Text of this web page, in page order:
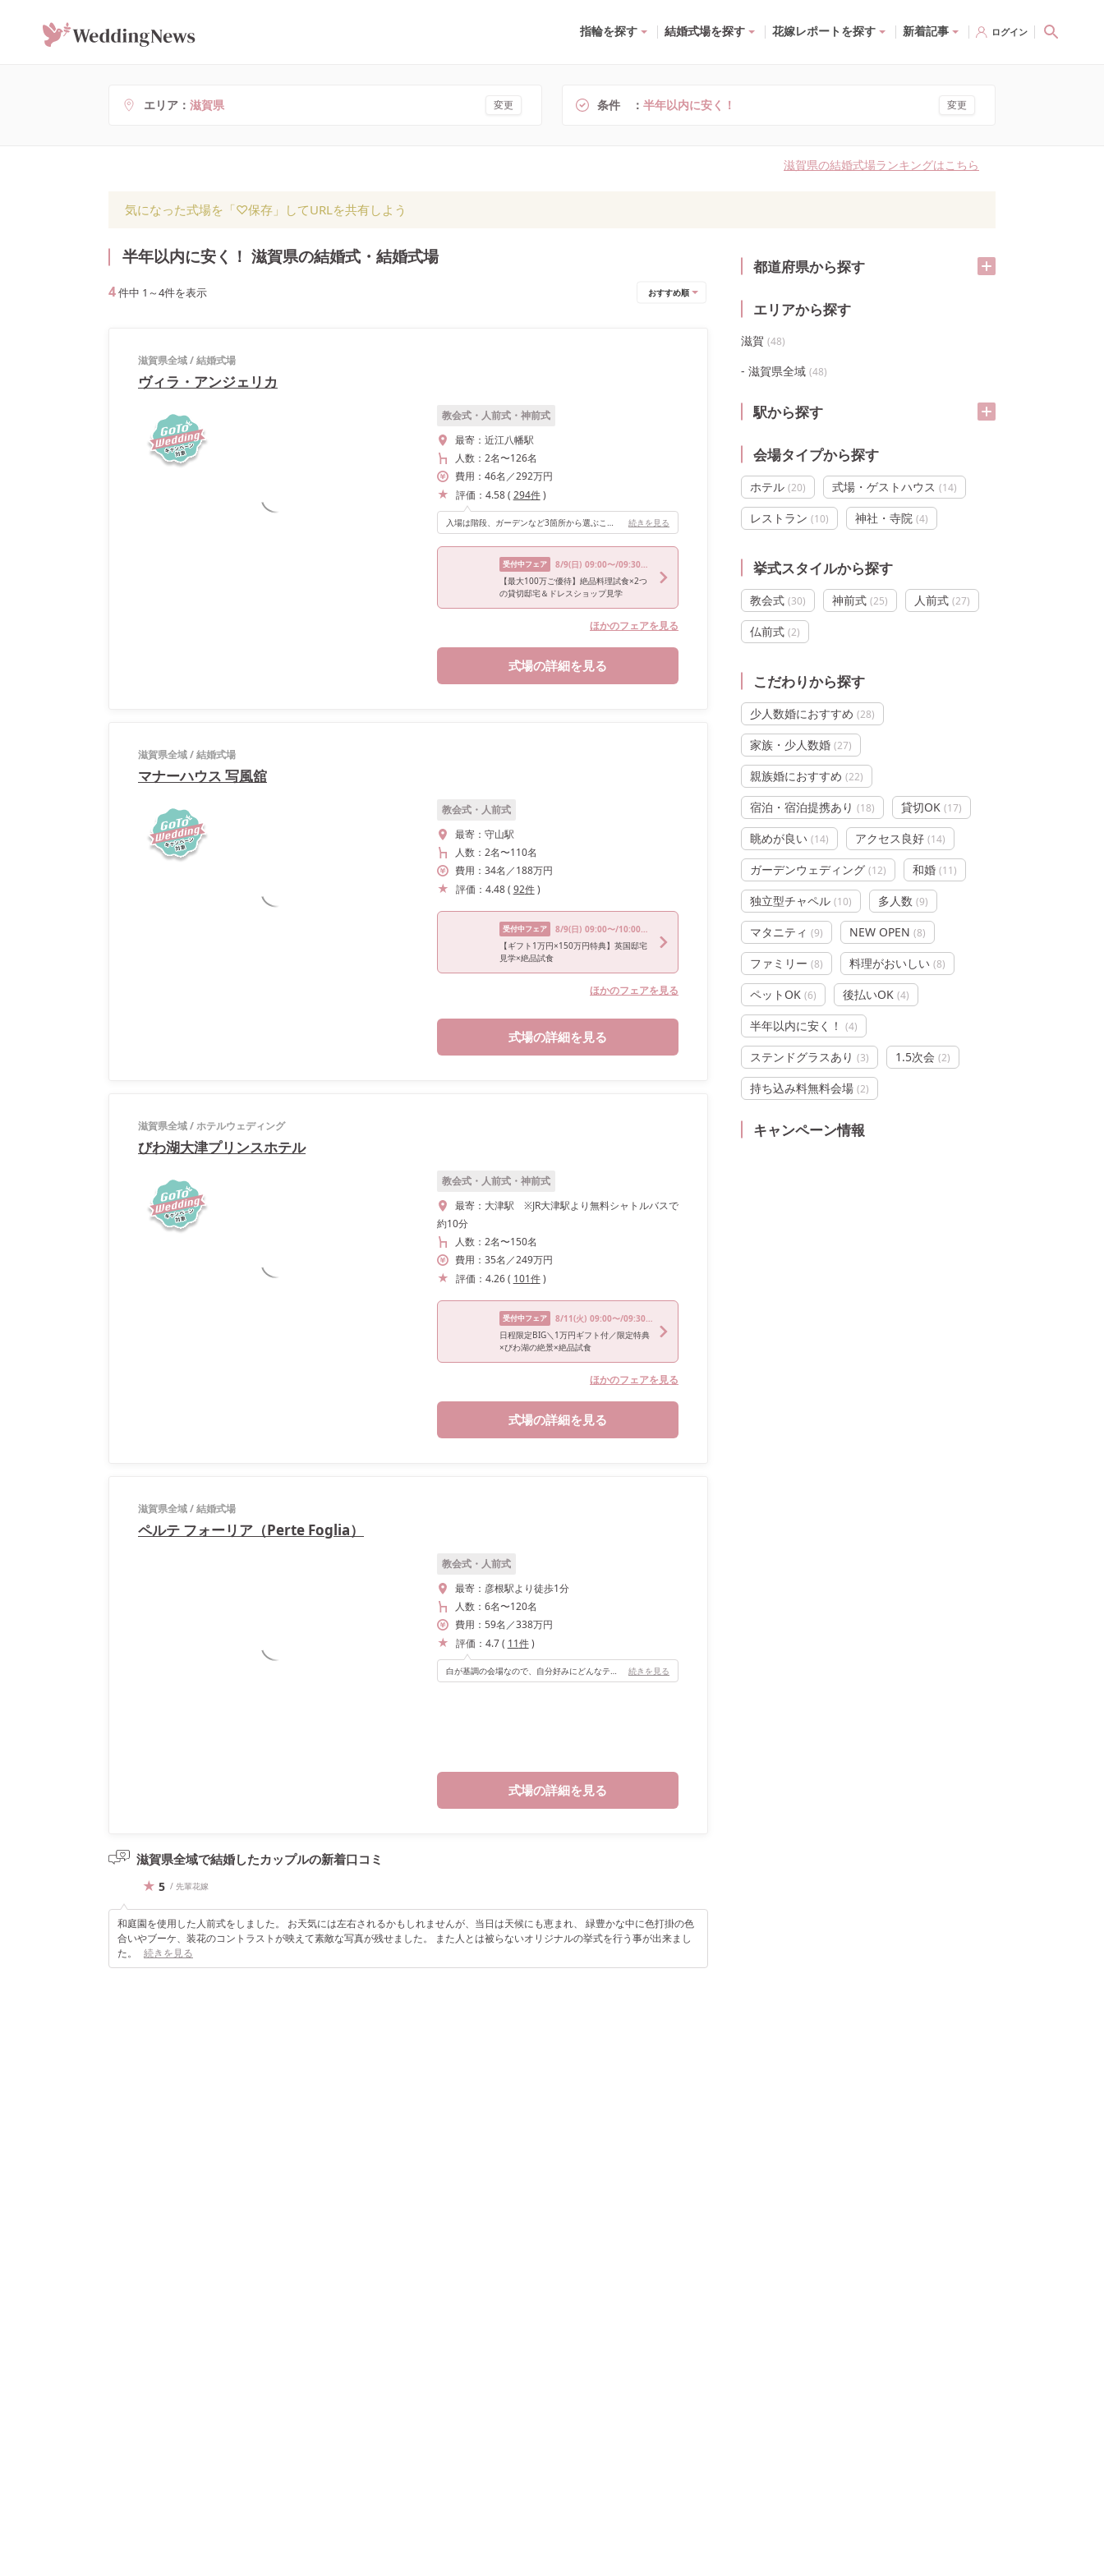
指輪を探す 結婚式場を探す 花嫁レポートを探す 新着記事 ログイン
エリア 滋賀県 変更 条件 半年以内に安く！ 変更
滋賀県の結婚式場ランキングはこちら
気になった式場を「♡保存」してURLを共有しよう
都道府県から探す
エリアから探す
滋賀 (48)
滋賀県全域 (48)
駅から探す
会場タイプから探す
ホテル (20) 式場・ゲストハウス (14)
レストラン (10) 神社・寺院 (4)
挙式スタイルから探す
教会式 (30) 神前式 (25) 人前式 (27)
仏前式 (2)
こだわりから探す
少人数婚におすすめ (28)
家族・少人数婚 (27)
親族婚におすすめ (22)
宿泊・宿泊提携あり (18) 貸切OK (17)
眺めが良い (14) アクセス良好 (14)
ガーデンウェディング (12) 和婚 (11)
独立型チャペル (10) 多人数 (9)
マタニティ (9) NEW OPEN (8)
ファミリー (8) 料理がおいしい (8)
ペットOK (6) 後払いOK (4)
半年以内に安く！ (4)
ステンドグラスあり (3) 1.5次会 (2)
持ち込み料無料会場 (2)
キャンペーン情報
半年以内に安く！ 滋賀県の結婚式・結婚式場
4件中 1 ～4件を表示 おすすめ順
滋賀県全域/結婚式場
ヴィラ・アンジェリカ
教会式・人前式・神前式
最寄： 近江八幡駅
人数： 2名〜126名
費用： 46名 ／292万円
評価： 4.58( 294件)
入場は階段、ガーデンなど3箇所から選ぶことができ、当日はサプライズ入場をしました。落ち着いた雰囲気の披露宴会場で、どの世代の方でも使いやすいと思います。ブラウンを基調としているので和装にもオススメです。 続きを見る
受付中フェア 8/9(日) 09:00〜/09:30〜/10:00〜/14:30〜/15:00〜
【最大100万ご優待】絶品料理試食×2つ
の貸切邸宅＆ドレスショップ見学
ほかのフェアを見る
式場の詳細を見る
滋賀県全域/結婚式場
マナーハウス 写風舘
教会式・人前式
最寄： 守山駅
人数： 2名〜110名
費用： 34名 ／188万円
評価： 4.48( 92件)
受付中フェア 8/9(日) 09:00〜/10:00〜/13:00〜/14:00〜/15:00〜
【ギフト1万円×150万円特典】英国邸宅
見学×絶品試食
ほかのフェアを見る
式場の詳細を見る
滋賀県全域/ホテルウェディング
びわ湖大津プリンスホテル
教会式・人前式・神前式
最寄： 大津駅 ※JR大津駅より無料シャトルバスで
約10分
人数： 2名〜150名
費用： 35名 ／249万円
評価： 4.26( 101件)
受付中フェア 8/11(火) 09:00〜/09:30〜/10:00〜/13:30〜/16:30〜
日程限定BIG＼1万円ギフト付／限定特典
×びわ湖の絶景×絶品試食
ほかのフェアを見る
式場の詳細を見る
滋賀県全域/結婚式場
ペルテ フォーリア（Perte Foglia）
教会式・人前式
最寄： 彦根駅より徒歩1分
人数： 6名〜120名
費用： 59名 ／338万円
評価： 4.7( 11件)
続きを見る
式場の詳細を見る
滋賀県全域で結婚したカップルの新着口コミ
5 / 先輩花嫁
和庭園を使用した人前式をしました。 お天気には左右されるかもしれませんが、当日は天候にも恵まれ、 緑豊かな中に色打掛の色
合いやブーケ、装花のコントラストが映えて素敵な写真が残せました。 また人とは被らないオリジナルの挙式を行う事が出来まし
た。
続きを見る